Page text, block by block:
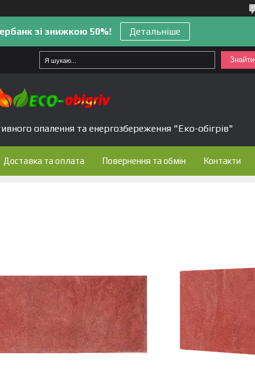
зі знижкою 50%! Детальніше
Знайти
опалення та енергозбереження "Еко-обігрів"
Доставка та оплата Повернення та обмін Контакти